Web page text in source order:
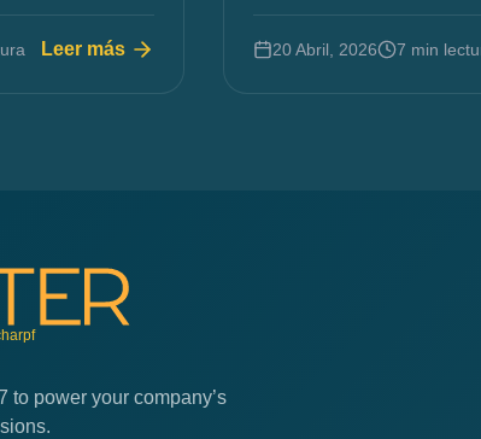
Leer más 20 Abril, 2026 7 min
to power your company’s